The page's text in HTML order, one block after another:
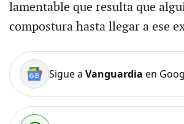
lamentable que resulta que
compostura hasta llegar a ese
Sigue a Vanguardia en